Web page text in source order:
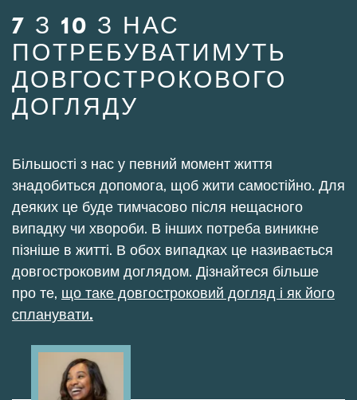
7 З 10 З НАС
ПОТРЕБУВАТИМУТЬ
ДОВГОСТРОКОВОГО
ДОГЛЯДУ
Більшості з нас у певний момент життя
знадобиться допомога, щоб жити самостійно. Для
деяких це буде тимчасово після нещасного
випадку чи хвороби. В інших потреба виникне
пізніше в житті. В обох випадках це називається
довгостроковим доглядом. Дізнайтеся більше
про те, що таке довгостроковий догляд і як його
спланувати.
Image